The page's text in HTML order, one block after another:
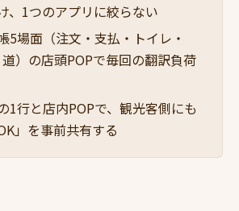
、1つのアプリに絞らない
5場面（注文・支払・トイレ・
）の店頭POPで毎回の翻訳負荷
1行と店内POPで、観光客側にも
」を事前共有する